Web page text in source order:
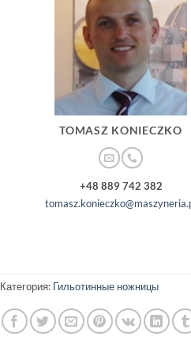
TOMASZ KONIECZKO
+48 889 742 382
Категория: Гильотинные ножницы